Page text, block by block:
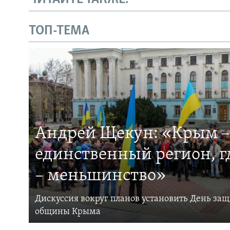
ТОП-ТЕМА
Андрей Щекун: «Крым –
единственный регион,
– меньшинство»
Дискуссия вокруг планов установить День
общины Крыма